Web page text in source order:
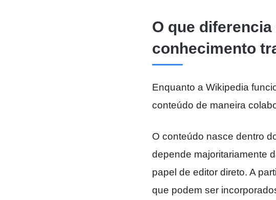
O que
conhecimento
Enquanto a Wikipedia
conteúdo de maneira
O conteúdo nasce dentro
depende majoritariamente
papel de editor direto. A
que podem ser